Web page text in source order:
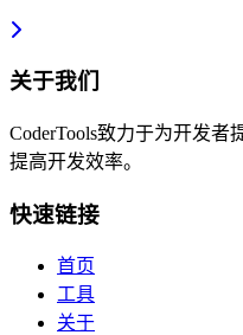
关于我们
CoderTools致力于为开发者
提高开发效率。
快速链接
首页
工具
关于